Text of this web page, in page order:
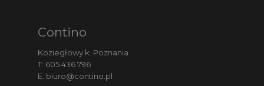
Contino
Koziegłowy k. Poznania
T: 605 436 796
E: biuro@contino.pl